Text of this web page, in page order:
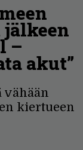
–
akut”
vähään
kiertueen